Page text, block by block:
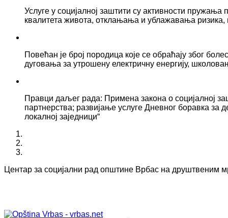
Услуге у социјалној заштити су активности
квалитета живота, отклањања и ублажавања ризика,
Повећан је број породица које се обраћају због
дуговања за утрошену електричну енергију,
Правци даљег рада: Примена закона о социјалној
партнерства; развијање услуге Дневног боравка
локалној заједници“
Центар за социјални рад општине Врбас на друштвеним